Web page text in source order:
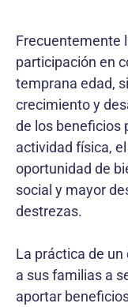
Frecuentemente
participación en
temprana edad,
crecimiento y
de los beneficios
actividad física,
oportunidad de
social y mayor
destrezas.
La práctica de
a sus familias a
aportar